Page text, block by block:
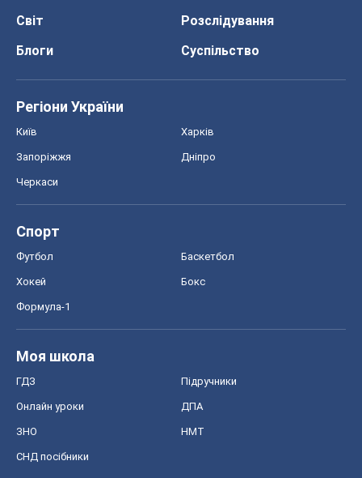
Світ
Розслідування
Блоги
Суспільство
Регіони України
Київ Харків
Запоріжжя Дніпро
Черкаси
Спорт
Футбол Баскетбол
Хокей Бокс
Формула-1
Моя школа
ГДЗ Підручники
Онлайн уроки ДПА
ЗНО НМТ
СНД посібники